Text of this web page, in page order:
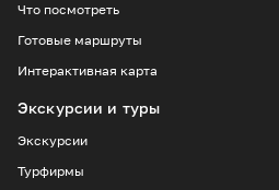
Что посмотреть
Готовые маршруты
Интерактивная карта
Экскурсии и туры
Экскурсии
Турфирмы